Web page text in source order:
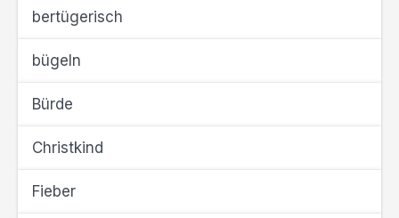
bertügerisch
bügeln
Bürde
Christkind
Fieber